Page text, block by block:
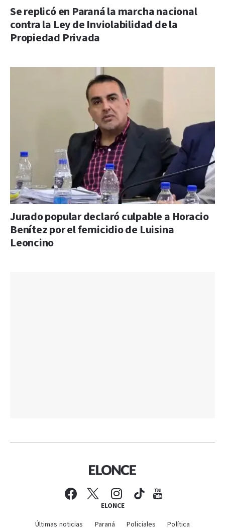
Se replicó en Paraná la marcha nacional
contra la Ley de Inviolabilidad de la
Propiedad Privada
Jurado popular declaró culpable a Horacio
Benítez por el femicidio de Luisina
Leoncino
ELONCE
Últimas noticias Paraná Policiales Política